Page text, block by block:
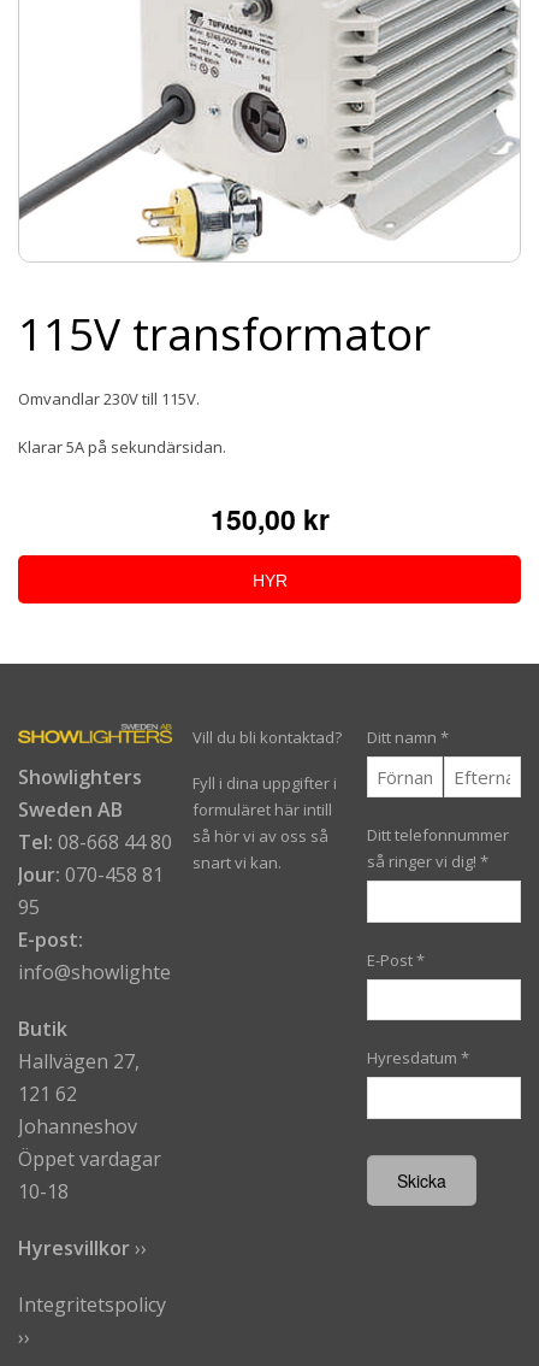
115V transformator
Omvandlar 230V till 115V.
Klarar 5A på sekundärsidan.
150,00 kr
HYR
Showlighters
Sweden AB
Tel: 08-668 44 80
Jour: 070-458 81
95
E-post:
info@showlighters.se
Butik
Hallvägen 27,
121 62
Johanneshov
Öppet vardagar
10-18
Hyresvillkor››
Integritetspolicy
››
Vill du bli kontaktad?
Fyll i dina uppgifter i
formuläret här intill
så hör vi av oss så
snart vi kan.
Ditt namn *
Ditt telefonnummer
så ringer vi dig! *
E-Post*
Hyresdatum *